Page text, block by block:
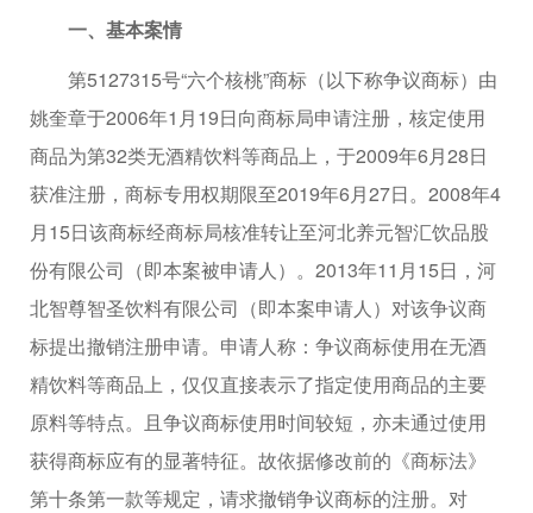
一、基本案情
第5127315号“六个核桃”商标（以下称争议商标）由
姚奎章于2006年1月19日向商标局申请注册，核定使用
商品为第32类无酒精饮料等商品上，于2009年6月28日
获准注册，商标专用权期限至2019年6月27日。2008年4
月15日该商标经商标局核准转让至河北养元智汇饮品股
份有限公司（即本案被申请人）。2013年11月15日，河
北智尊智圣饮料有限公司（即本案申请人）对该争议商
标提出撤销注册申请。申请人称：争议商标使用在无酒
精饮料等商品上，仅仅直接表示了指定使用商品的主要
原料等特点。且争议商标使用时间较短，亦未通过使用
获得商标应有的显著特征。故依据修改前的《商标法》
第十条第一款等规定，请求撤销争议商标的注册。对